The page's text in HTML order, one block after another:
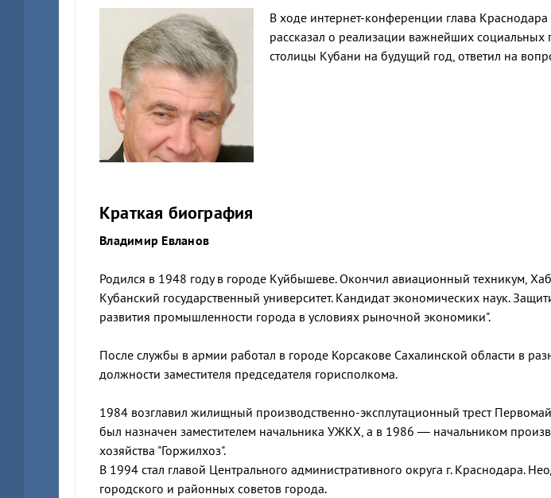
В ходе интернет-конференции глава
рассказал о реализации важнейших
столицы Кубани на будущий год, ответил на
Краткая биография
Владимир Евланов
Родился в 1948 году в городе Куйбышеве. Окончил авиационный техникум,
Кубанский государственный университет. Кандидат экономических наук.
развития промышленности города в условиях рыночной экономики".
После службы в армии работал в городе Корсакове Сахалинской области в
должности заместителя председателя горисполкома.
1984 возглавил жилищный производственно-эксплутационный трест
был назначен заместителем начальника УЖКХ, а в 1986 — начальником
хозяйства "Горжилхоз".
В 1994 стал главой Центрального административного округа г. Краснодара.
городского и районных советов города.